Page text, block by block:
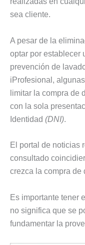
sea cliente.
A pesar de la
optar por establecer
prevención de
iProfesional,
limitar la compra de
con la sola
Identidad (DNI).
El portal de noticias
consultado
crezca la compra de
Es importante tener
no significa que se
fundamentar la